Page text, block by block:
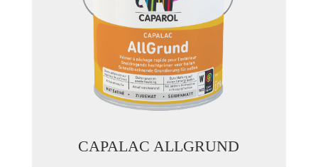
CAPALAC ALLGRUND